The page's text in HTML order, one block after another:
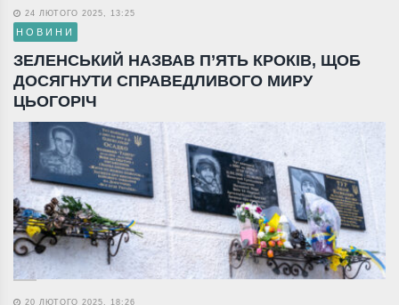
24 ЛЮТОГО 2025, 13:25
НОВИНИ
ЗЕЛЕНСЬКИЙ НАЗВАВ П’ЯТЬ КРОКІВ, ЩОБ
ДОСЯГНУТИ СПРАВЕДЛИВОГО МИРУ
ЦЬОГОРІЧ
20 ЛЮТОГО 2025, 18:26